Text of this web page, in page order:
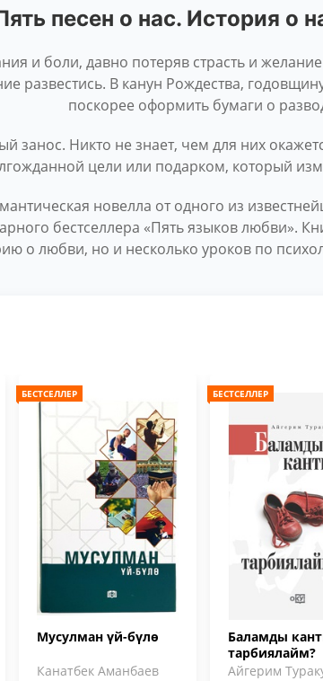
песен о нас. История о
и боли, давно потеряв страсть и
развестись. В канун Рождества,
поскорее оформить бумаги о
занос. Никто не знает, чем для них
цели или подарком, который
новелла от одного из
бестселлера «Пять языков любви».
о любви, но и несколько уроков по
БЕСТСЕЛЛЕР
Мусулман үй-бүлө
Канатбек Аманбаев
БЕСТСЕЛЛЕР
Баламды
тарбиялайм?
Айгерим